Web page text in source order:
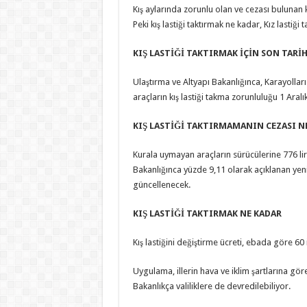
Kış aylarında zorunlu olan ve cezası
Peki kış lastiği taktırmak ne kadar, Kız
KIŞ LASTİĞİ TAKTIRMAK İÇİN SON
Ulaştırma ve Altyapı Bakanlığınca,
araçların kış lastiği takma zorunluluğu 1
KIŞ LASTİĞİ TAKTIRMAMANIN CEZASI
Kurala uymayan araçların sürücülerine 776
Bakanlığınca yüzde 9,11 olarak açıklanan
güncellenecek.
KIŞ LASTİĞİ TAKTIRMAK NE KADAR
Kış lastiğini değiştirme ücreti, ebada göre
Uygulama, illerin hava ve iklim şartlarına
Bakanlıkça valiliklere de devredilebiliyor.